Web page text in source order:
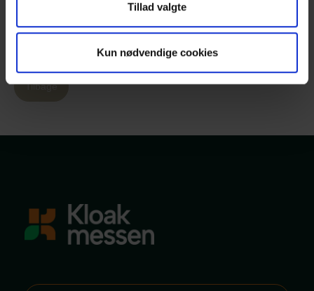
Tillad valgte
Kun nødvendige cookies
dialog med dem, der har det overordnede ansvar - forsyninger,
boligforeninger og kommuner, og dem kan jeg da kun opfordre
til at lægge vejen forbi Fredericia, lyder det fra Rudi W. Jensen.
Tilbage